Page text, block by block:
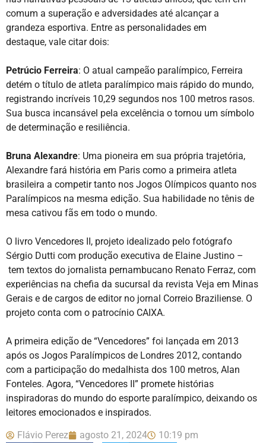
comum a superação e adversidades até alcançar a
grandeza esportiva. Entre as personalidades em
destaque, vale citar dois:
Petrúcio Ferreira: O atual campeão paralímpico, Ferreira
detém o título de atleta paralímpico mais rápido do mundo,
registrando incríveis 10,29 segundos nos 100 metros rasos.
Sua busca incansável pela excelência o tornou um símbolo
de determinação e resiliência.
Bruna Alexandre: Uma pioneira em sua própria trajetória,
Alexandre fará história em Paris como a primeira atleta
brasileira a competir tanto nos Jogos Olímpicos quanto nos
Paralímpicos na mesma edição. Sua habilidade no tênis de
mesa cativou fãs em todo o mundo.
O livro Vencedores II, projeto idealizado pelo fotógrafo
Sérgio Dutti com produção executiva de Elaine Justino –
tem textos do jornalista pernambucano Renato Ferraz, com
experiências na chefia da sucursal da revista Veja em Minas
Gerais e de cargos de editor no jornal Correio Braziliense. O
projeto conta com o patrocínio CAIXA.
A primeira edição de “Vencedores” foi lançada em 2013
após os Jogos Paralímpicos de Londres 2012, contando
com a participação do medalhista dos 100 metros, Alan
Fonteles. Agora, “Vencedores II” promete histórias
inspiradoras do mundo do esporte paralímpico, deixando os
leitores emocionados e inspirados.
Flávio Perez agosto 21, 2024 10:19 pm